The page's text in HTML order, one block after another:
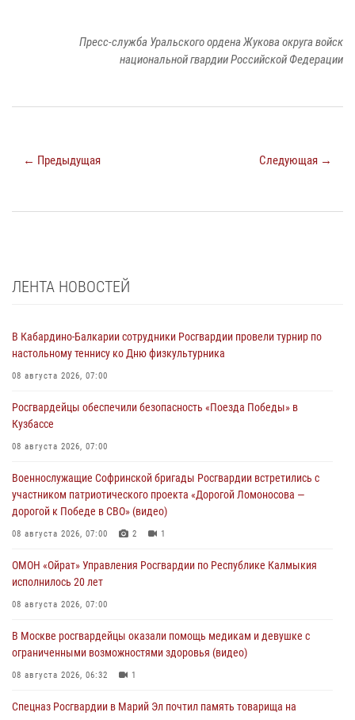
Пресс-служба Уральского ордена Жукова округа войск
национальной гвардии Российской Федерации
← Предыдущая Следующая →
ЛЕНТА НОВОСТЕЙ
В Кабардино-Балкарии сотрудники Росгвардии провели турнир по
настольному теннису ко Дню физкультурника
08 августа 2026, 07:00
Росгвардейцы обеспечили безопасность «Поезда Победы» в
Кузбассе
08 августа 2026, 07:00
Военнослужащие Софринской бригады Росгвардии встретились с
участником патриотического проекта «Дорогой Ломоносова —
дорогой к Победе в СВО» (видео)
08 августа 2026, 07:00 2 1
ОМОН «Ойрат» Управления Росгвардии по Республике Калмыкия
исполнилось 20 лет
08 августа 2026, 07:00
В Москве росгвардейцы оказали помощь медикам и девушке с
ограниченными возможностями здоровья (видео)
08 августа 2026, 06:32 1
Спецназ Росгвардии в Марий Эл почтил память товарища на